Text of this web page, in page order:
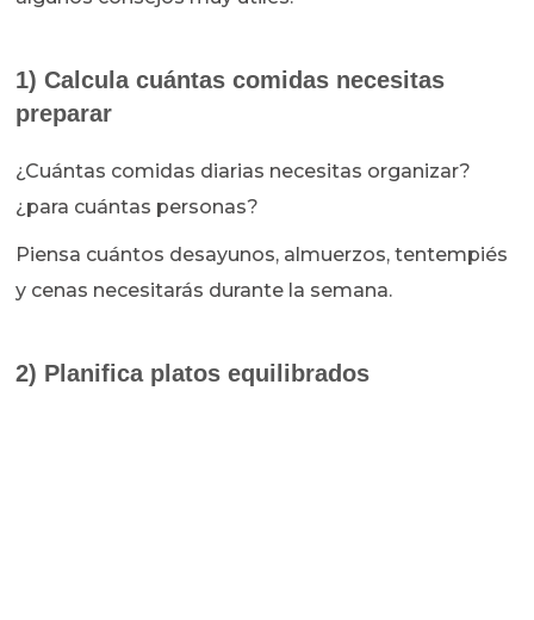
1) Calcula cuántas comidas necesitas
preparar
¿Cuántas comidas diarias necesitas organizar?
¿para cuántas personas?
Piensa cuántos desayunos, almuerzos, tentempiés
y cenas necesitarás durante la semana.
2) Planifica platos equilibrados